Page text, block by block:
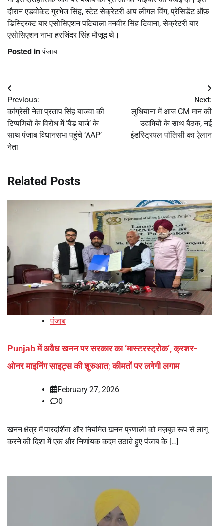
दौरान एडवोकेट गुरभेज सिंह, स्टेट सेक्रेटरी आप लीगल विंग, प्रेसिडेंट ऑफ़
डिस्ट्रिक्ट बार एसोसिएशन पटियाला मनवीर सिंह टिवाना, सेक्रेटरी बार
एसोसिएशन नाभा हरजिंदर सिंह मौजूद थे।
Posted inपंजाब
Post
navigation
Previous:
कांग्रेसी नेता प्रताप सिंह बाजवा की
टिप्पणियों के विरोध में ‘बैंड बाजे’ के
साथ पंजाब विधानसभा पहुंचे ‘AAP’
नेता
Next:
लुधियाना में आज CM मान की
उद्यमियों के साथ बैठक, नई
इंडस्ट्रियल पॉलिसी का ऐलान
Related Posts
पंजाब
Punjab में अवैध खनन पर सरकार का ‘मास्टरस्ट्रोक’, क्रशर-
ओनर माइनिंग साइट्स की शुरुआत; कीमतों पर लगेगी लगाम
February 27, 2026
0
खनन क्षेत्र में पारदर्शिता और नियमित खनन प्रणाली को मज़बूत रूप से लागू
करने की दिशा में एक और निर्णायक कदम उठाते हुए पंजाब के […]